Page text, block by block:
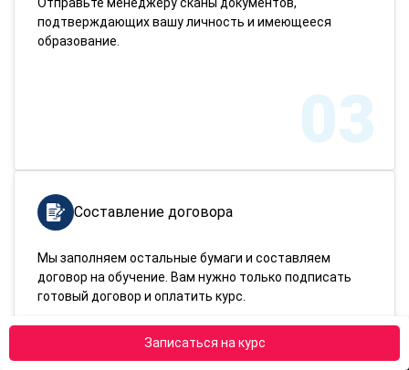
Записаться на курс
подтверждающих вашу личность и имеющееся
образование.
03
Составление договора
Мы заполняем остальные бумаги и составляем
договор на обучение. Вам нужно только подписать
готовый договор и оплатить курс.